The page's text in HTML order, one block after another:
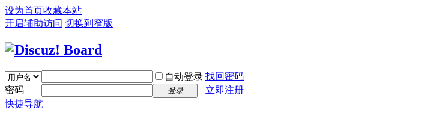
设为首页收藏本站
开启辅助访问 切换到窄版
自动登录 找回密码
密码
登录
立即注册
快捷导航